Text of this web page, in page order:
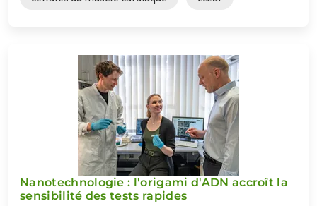
Nanotechnologie : l'origami d'ADN accroît la
sensibilité des tests rapides